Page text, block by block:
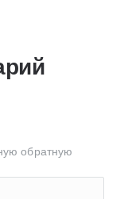
обратную